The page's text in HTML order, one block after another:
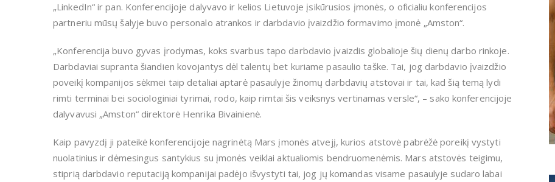
„LinkedIn“ ir pan. Konferencijoje dalyvavo ir kelios Lietuvoje įsikūrusios įmonės, o oficialiu konferencijos
partneriu mūsų šalyje buvo personalo atrankos ir darbdavio įvaizdžio formavimo įmonė „Amston“.
„Konferencija buvo gyvas įrodymas, koks svarbus tapo darbdavio įvaizdis globalioje šių dienų darbo rinkoje.
Darbdaviai supranta šiandien kovojantys dėl talentų bet kuriame pasaulio taške. Tai, jog darbdavio įvaizdžio
poveikį kompanijos sėkmei taip detaliai aptarė pasaulyje žinomų darbdavių atstovai ir tai, kad šią temą lydi
rimti terminai bei sociologiniai tyrimai, rodo, kaip rimtai šis veiksnys vertinamas versle“, – sako konferencijoje
dalyvavusi „Amston“ direktorė Henrika Bivainienė.
Kaip pavyzdį ji pateikė konferencijoje nagrinėtą Mars įmonės atvejį, kurios atstovė pabrėžė poreikį vystyti
nuolatinius ir dėmesingus santykius su įmonės veiklai aktualiomis bendruomenėmis. Mars atstovės teigimu,
stiprią darbdavio reputaciją kompanijai padėjo išvystyti tai, jog jų komandas visame pasaulyje sudaro labai